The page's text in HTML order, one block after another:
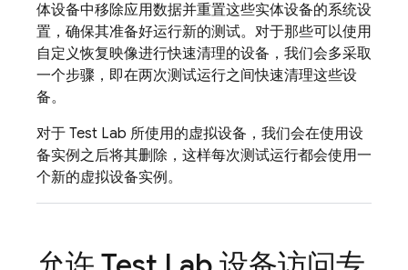
体设备中移除应用数据并重置这些实体设备的系统设
置，确保其准备好运行新的测试。对于那些可以使用
自定义恢复映像进行快速清理的设备，我们会多采取
一个步骤，即在两次测试运行之间快速清理这些设
备。
对于 Test Lab 所使用的虚拟设备，我们会在使用设
备实例之后将其删除，这样每次测试运行都会使用一
个新的虚拟设备实例。